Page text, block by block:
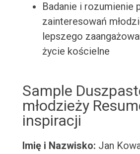
Badanie i rozumienie
zainteresowań
lepszego
życie kościelne
Sample
młodzieży
inspiracji
Imię i Nazwisko: Jan